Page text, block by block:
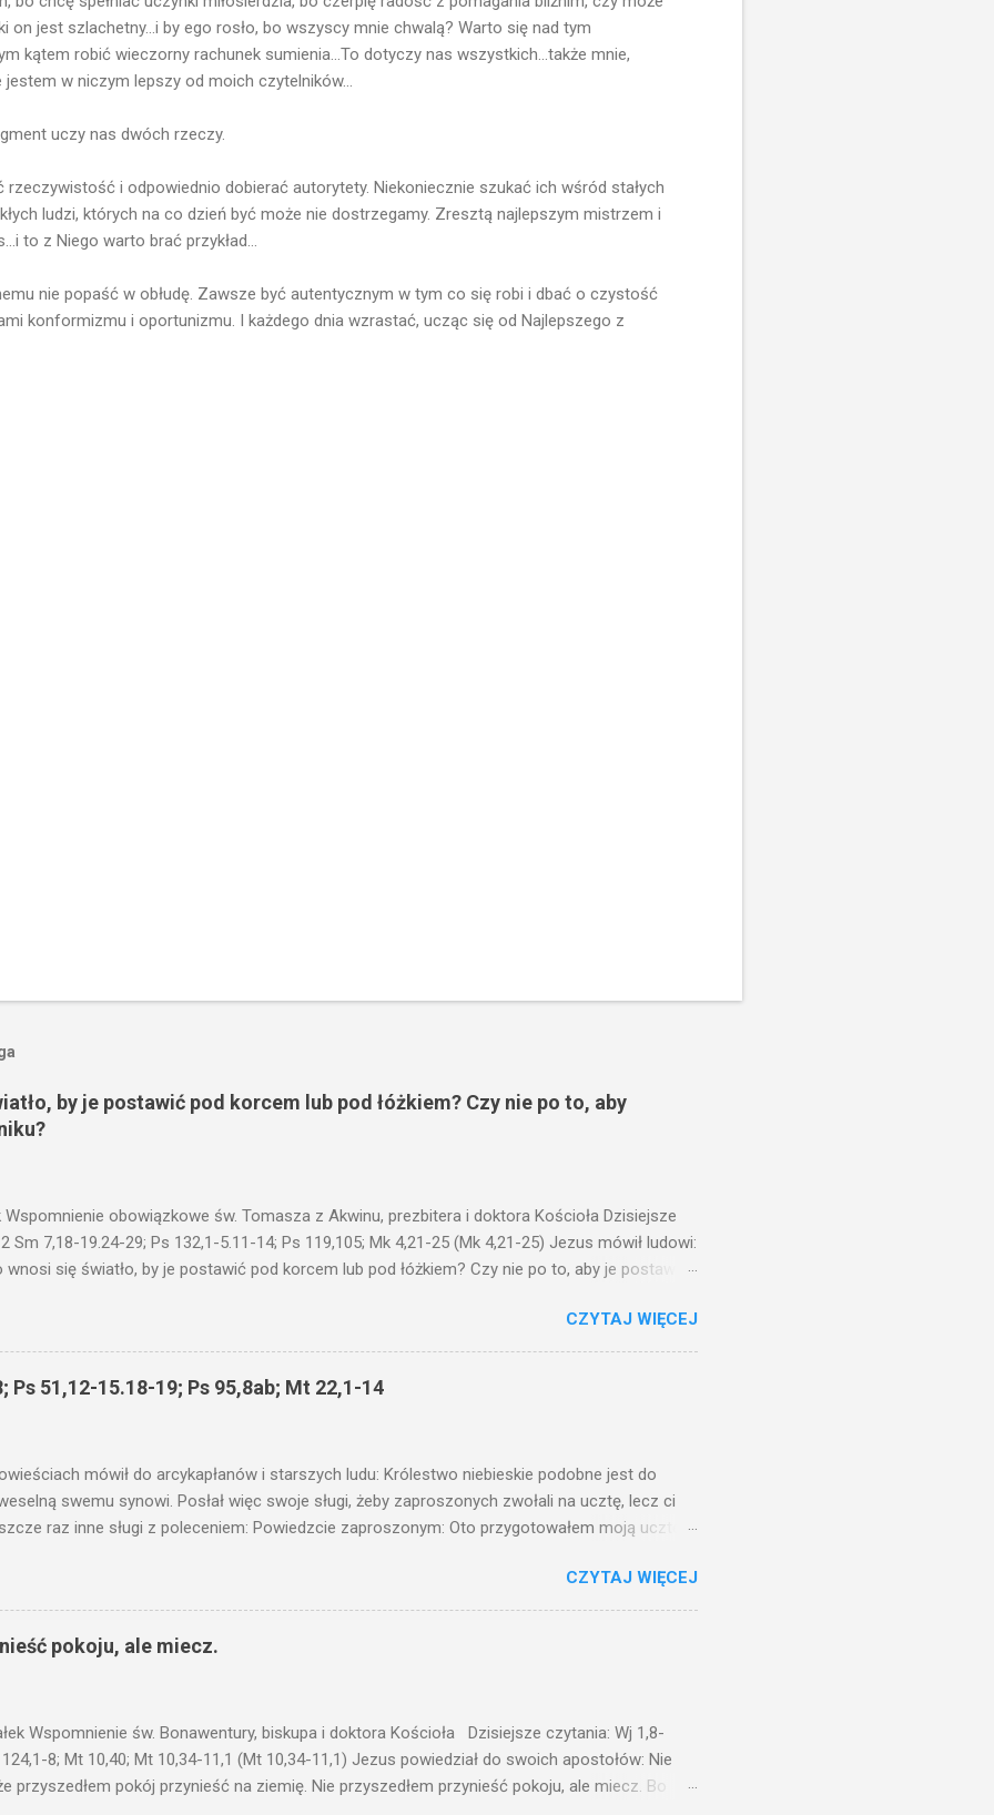
on jest szlachetny...i by ego rosło, bo wszyscy mnie chwalą? Warto się nad tym
kątem robić wieczorny rachunek sumienia...To dotyczy nas wszystkich...także mnie,
jestem w niczym lepszy od moich czytelników...
uczy nas dwóch rzeczy.
i odpowiednio dobierać autorytety. Niekoniecznie szukać ich wśród stałych
ludzi, których na co dzień być może nie dostrzegamy. Zresztą najlepszym mistrzem i
to z Niego warto brać przykład...
nie popaść w obłudę. Zawsze być autentycznym w tym co się robi i dbać o czystość
konformizmu i oportunizmu. I każdego dnia wzrastać, ucząc się od Najlepszego z
by je postawić pod korcem lub pod łóżkiem? Czy nie po to, aby
Wspomnienie obowiązkowe św. Tomasza z Akwinu, prezbitera i doktora Kościoła Dzisiejsze
Sm 7,18-19.24-29; Ps 132,1-5.11-14; Ps 119,105; Mk 4,21-25 (Mk 4,21-25) Jezus mówił ludowi:
wnosi się światło, by je postawić pod korcem lub pod łóżkiem? Czy nie po to, aby je postawić
I mówił im: Uważajcie na to, czego słuchacie. Taką samą miarą, jaką wy mierzycie,
i jeszcze wam dołożą. Bo kto ma, temu będzie dane; a kto nie ma, pozbawią go i tego, co
fragmencie z Ewangelii Jezus kontynuuje przypowieści.... Czy po to wnosi się światło,
pod korcem lub pod łóżkiem? Czy nie po to, aby je postawić na świeczniku? Nie ma
CZYTAJ WIĘCEJ
Ps 51,12-15.18-19; Ps 95,8ab; Mt 22,1-14
mówił do arcykapłanów i starszych ludu: Królestwo niebieskie podobne jest do
swemu synowi. Posłał więc swoje sługi, żeby zaproszonych zwołali na ucztę, lecz ci
raz inne sługi z poleceniem: Powiedzcie zaproszonym: Oto przygotowałem moją ucztę:
a inni pochwycili jego sługi i znieważywszy [ich], pozabijali. Na to król uniósł się
i kazał wytracić owych zabójców, a miasto ich spalić. Wtedy rzekł swoim sługom: Uczta
nie byli jej godni. Idźcie więc na rozstajne drogi i zaproście na ucztę wszystkich,
wyszli na drogi i sprowadzili wszystkich, których napotkali: złych i dobrych. I sala zapełniła się
się pr...
CZYTAJ WIĘCEJ
pokoju, ale miecz.
Wspomnienie św. Bonawentury, biskupa i doktora Kościoła Dzisiejsze czytania: Wj 1,8-
124,1-8; Mt 10,40; Mt 10,34-11,1 (Mt 10,34-11,1) Jezus powiedział do swoich apostołów: Nie
przyszedłem pokój przynieść na ziemię. Nie przyszedłem przynieść pokoju, ale miecz. Bo